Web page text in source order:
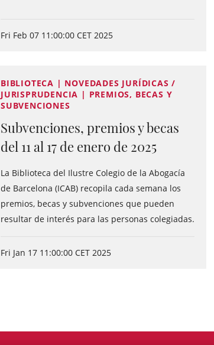
Fri Feb 07 11:00:00 CET 2025
BIBLIOTECA | NOVEDADES JURÍDICAS /
JURISPRUDENCIA | PREMIOS, BECAS Y
SUBVENCIONES
Subvenciones, premios y becas
del 11 al 17 de enero de 2025
La Biblioteca del Ilustre Colegio de la Abogacía
de Barcelona (ICAB) recopila cada semana los
premios, becas y subvenciones que pueden
resultar de interés para las personas colegiadas.
Fri Jan 17 11:00:00 CET 2025